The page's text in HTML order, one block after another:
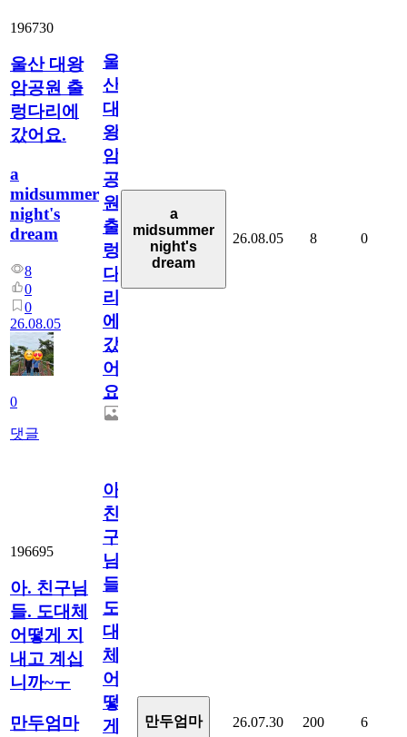
196730
울산 대왕
암공원 출
렁다리에
갔어요.
a
midsummer
night's
dream
8
0
0
26.08.05
0
댓글
울
산
대
왕
암
공
원
출
렁
다
리
에
갔
어
요.
a
midsummer
night's
dream
26.08.05 8 0
196695
아. 친구님
들. 도대체
어떻게 지
내고 계십
니까~ㅜ
만두엄마
아.
친
구
님
들.
도
대
체
어
떻
게
만두엄마 26.07.30 200 6